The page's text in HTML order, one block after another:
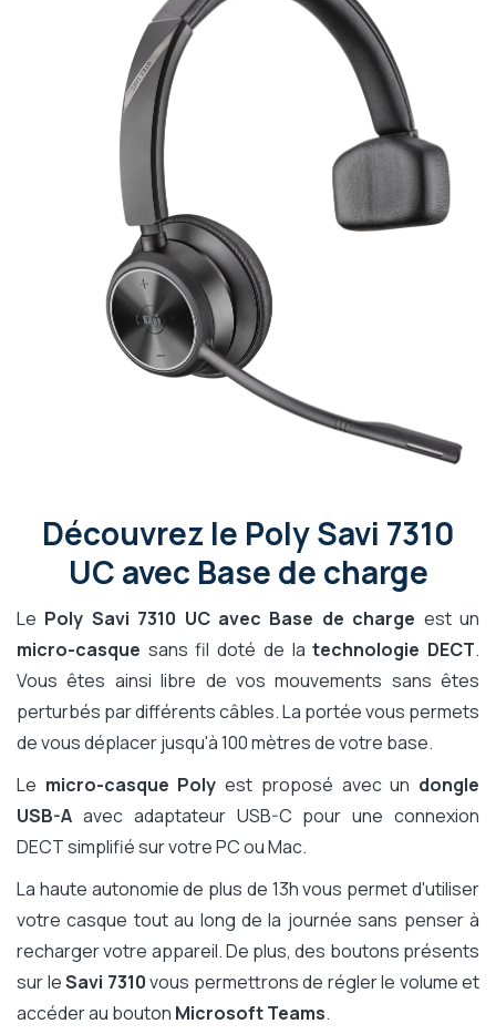
Découvrez le Poly Savi 7310
UC avec Base de charge
Le Poly Savi 7310 UC avec Base de charge est un
micro-casque sans fil doté de la technologie DECT.
Vous êtes ainsi libre de vos mouvements sans êtes
perturbés par différents câbles. La portée vous permets
de vous déplacer jusqu'à 100 mètres de votre base.
Le micro-casque Poly est proposé avec un dongle
USB-A avec adaptateur USB-C pour une connexion
DECT simplifié sur votre PC ou Mac.
La haute autonomie de plus de 13h vous permet d'utiliser
votre casque tout au long de la journée sans penser à
recharger votre appareil. De plus, des boutons présents
sur leSavi 7310vous permettrons de régler le volume et
accéder au bouton Microsoft Teams.